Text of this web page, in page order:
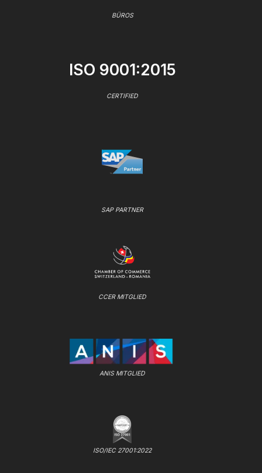
BÜROS
ISO 9001:2015
CERTIFIED
SAP PARTNER
CCER MITGLIED
ANIS MITGLIED
ISO/IEC 27001:2022